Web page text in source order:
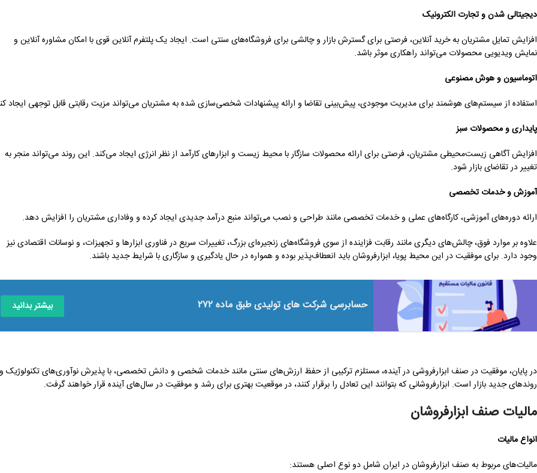
دیجیتالی شدن و تجارت الکترونیک
افزایش تمایل مشتریان به خرید آنلاین، فرصتی برای گسترش بازار و چالشی برای فروشگاه‌های سنتی است. ایجاد یک پلتفرم آنلاین قوی با امکان مشاوره آنلاین و
نمایش ویدیویی محصولات می‌تواند راهکاری موثر باشد.
اتوماسیون و هوش مصنوعی
استفاده از سیستم‌های هوشمند برای مدیریت موجودی، پیش‌بینی تقاضا و ارائه پیشنهادات شخصی‌سازی شده به مشتریان می‌تواند مزیت رقابتی قابل توجهی ایجاد
پایداری و محصولات سبز
افزایش آگاهی زیست‌محیطی مشتریان، فرصتی برای ارائه محصولات سازگار با محیط زیست و ابزارهای کارآمد از نظر انرژی ایجاد می‌کند. این روند می‌تواند منجر به
تغییر در تقاضای بازار شود.
آموزش و خدمات تخصصی
ارائه دوره‌های آموزشی، کارگاه‌های عملی و خدمات تخصصی مانند طراحی و نصب می‌تواند منبع درآمد جدیدی ایجاد کرده و وفاداری مشتریان را افزایش دهد.
علاوه بر موارد فوق، چالش‌های دیگری مانند رقابت فزاینده از سوی فروشگاه‌های زنجیره‌ای بزرگ، تغییرات سریع در فناوری ابزارها و تجهیزات، و نوسانات اقتصادی نیز
وجود دارد. برای موفقیت در این محیط پویا، ابزارفروشان باید انعطاف‌پذیر بوده و همواره در حال یادگیری و سازگاری با شرایط جدید باشند.
حسابرسی شرکت های تولیدی طبق ماده ۲۷۲ بیشتر بدانید
در پایان، موفقیت در صنف ابزارفروشی در آینده، مستلزم ترکیبی از حفظ ارزش‌های سنتی مانند خدمات شخصی و دانش تخصصی، با پذیرش نوآوری‌های تکنولوژیک و
روندهای جدید بازار است. ابزارفروشانی که بتوانند این تعادل را برقرار کنند، در موقعیت بهتری برای رشد و موفقیت در سال‌های آینده قرار خواهند گرفت.
مالیات صنف ابزارفروشان
انواع مالیات
مالیات‌های مربوط به صنف ابزارفروشان در ایران شامل دو نوع اصلی هستند: